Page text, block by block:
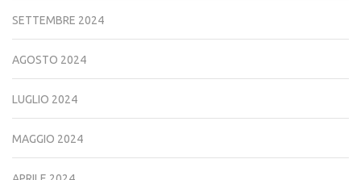
SETTEMBRE 2024
AGOSTO 2024
LUGLIO 2024
MAGGIO 2024